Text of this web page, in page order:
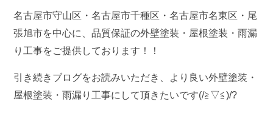
名古屋市守山区・名古屋市千種区・名古屋市名東区・尾
張旭市を中心に、品質保証の外壁塗装・屋根塗装・雨漏
り工事をご提供しております！！
引き続きブログをお読みいただき、より良い外壁塗装・
屋根塗装・雨漏り工事にして頂きたいです(/≧▽≦)/?